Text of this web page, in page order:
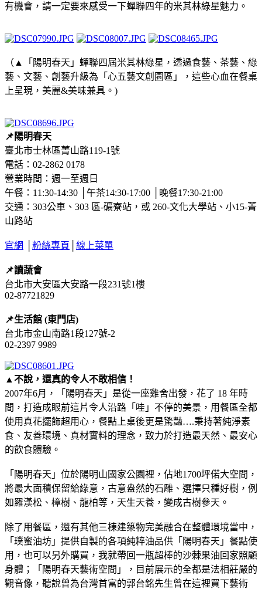
有機會，請一定要來感受一下蟬聯四年的米其林綠星魅力。
（▲「陽明春天」蟬聯四屆米其林綠星，透過食藝、茶藝、綠
藝、文藝、創藝升級為「心五藝文創園區」，這些心血在餐桌
上呈現，美麗&美味兼具。)
📌陽明春天
臺北市士林區菁山路119-1號
電話：02-2862 0178
營業時間：週一至週日
午餐：11:30-14:30 │午茶14:30-17:00 │晚餐17:30-21:00
交通：303公車、303 區-礦寮站，或 260-文化大學站、小15-菁
山路站
官網 粉絲專頁 線上菜單
📌讀蔬會
台北市大安區大安路一段231號1樓
02-87721829
📌生活館 (東門店)
台北市金山南路1段127號-2
02-2397 9989
▲不說，還真的令人不敢相信！
2007年6月，「陽明春天」是從一座雞舍出發，花了 18 年時
間，打造成眼前這片令人沿路「哇」不停的美景，用餐區全都
使用真花擺飾超用心，餐點上桌後更是驚豔….秉持著純淨素
食、友善環境、真材實料的理念，致力於打造最天然、最安心
的飲食體驗。
「陽明春天」位於陽明山國家公園裡，佔地1700坪偌大空間，
將最大面積保留給綠意，古意盎然的石雕、選擇只種好樹，例
如羅漢松、樟樹、龍柏等，天生天養，變成古樹參天。
除了用餐區，還有其他三棟建築物完美融合在整體環境當中，
「璞蜜油坊」提供自製的各項純粹油品供「陽明春天」餐點使
用，也可以另外購買，我就帶回一瓶超棒的沙棘果油回家照顧
身體；「陽明春天藝術空間」，目前展示的全都是法相莊嚴的
觀音像，聽說曾為台灣首富的郭台銘先生曾在這裡買下藝術